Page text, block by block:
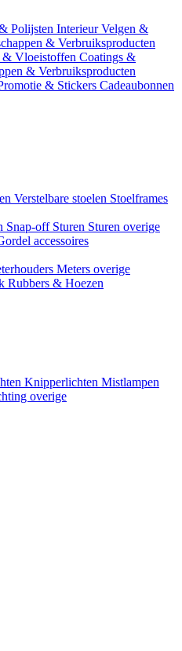
Polijsten InterieurVelgen &
& Verbruiksproducten
& Vloeistoffen Coatings &
& Verbruiksproducten
& Stickers Cadeaubonnen
Verstelbare stoelen Stoelframes
Snap-off Sturen Sturen overige
accessoires
Meters overige
Rubbers & Hoezen
Knipperlichten Mistlampen
overige